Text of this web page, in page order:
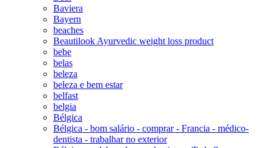
Baviera
Bayern
beaches
Beautilook Ayurvedic weight loss product
bebe
belas
beleza
beleza e bem estar
belfast
belgia
Bélgica
Bélgica - bom salário - comprar - Francia - médico-
dentista - trabalhar no exterior